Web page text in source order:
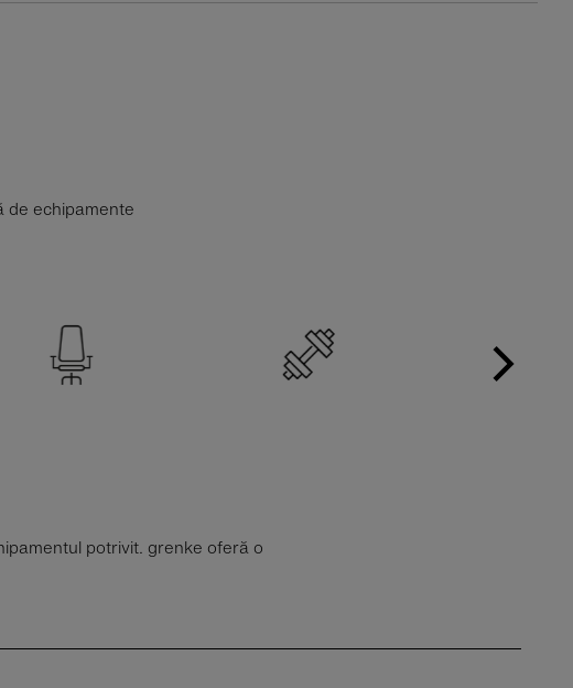
de echipamente
potrivit. grenke oferă o